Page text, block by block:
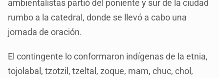
ambientalistas partió del poniente y sur de la ciudad
rumbo a la catedral, donde se llevó a cabo una
jornada de oración.
El contingente lo conformaron indígenas de la etnia,
tojolabal, tzotzil, tzeltal, zoque, mam, chuc, chol,